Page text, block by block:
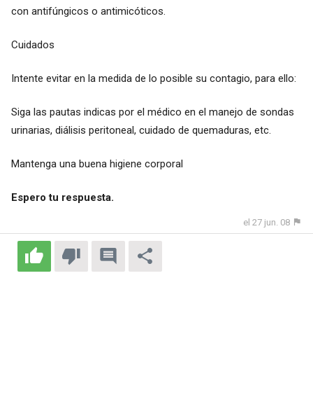
con antifúngicos o antimicóticos.
Cuidados
Intente evitar en la medida de lo posible su contagio, para ello:
Siga las pautas indicas por el médico en el manejo de sondas
urinarias, diálisis peritoneal, cuidado de quemaduras, etc.
Mantenga una buena higiene corporal
Espero tu respuesta.
el 27 jun. 08